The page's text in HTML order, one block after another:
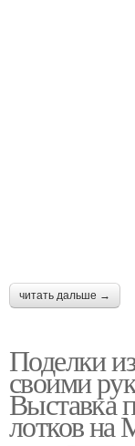
читать дальше →
Поделки
своими
Выставка
лотков